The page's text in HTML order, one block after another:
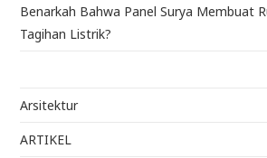
Benarkah Bahwa Panel Surya Membuat
Tagihan Listrik?
Arsitektur
ARTIKEL